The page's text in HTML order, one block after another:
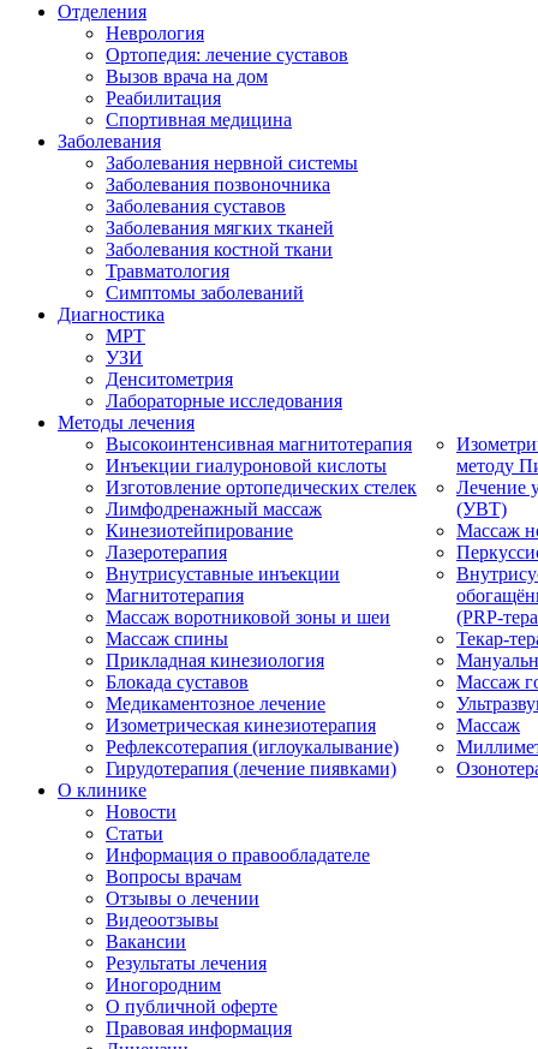
Отделения
Неврология
Ортопедия: лечение суставов
Вызов врача на дом
Реабилитация
Спортивная медицина
Заболевания
Заболевания нервной системы
Заболевания позвоночника
Заболевания суставов
Заболевания мягких тканей
Заболевания костной ткани
Травматология
Симптомы заболеваний
Диагностика
МРТ
УЗИ
Денситометрия
Лабораторные исследования
Методы лечения
Высокоинтенсивная магнитотерапия
Инъекции гиалуроновой кислоты
Изготовление ортопедических стелек
Лимфодренажный массаж
Кинезиотейпирование
Лазеротерапия
Внутрисуставные инъекции
Магнитотерапия
Массаж воротниковой зоны и шеи
Массаж спины
Прикладная кинезиология
Блокада суставов
Медикаментозное лечение
Изометрическая кинезиотерапия
Рефлексотерапия (иглоукалывание)
Гирудотерапия (лечение пиявками)
методу
Лечение
(УВТ)
Массаж
(PRP-
Текар-
Массаж
Массаж
О клинике
Новости
Статьи
Информация о правообладателе
Вопросы врачам
Отзывы о лечении
Видеоотзывы
Вакансии
Результаты лечения
Иногородним
О публичной оферте
Правовая информация